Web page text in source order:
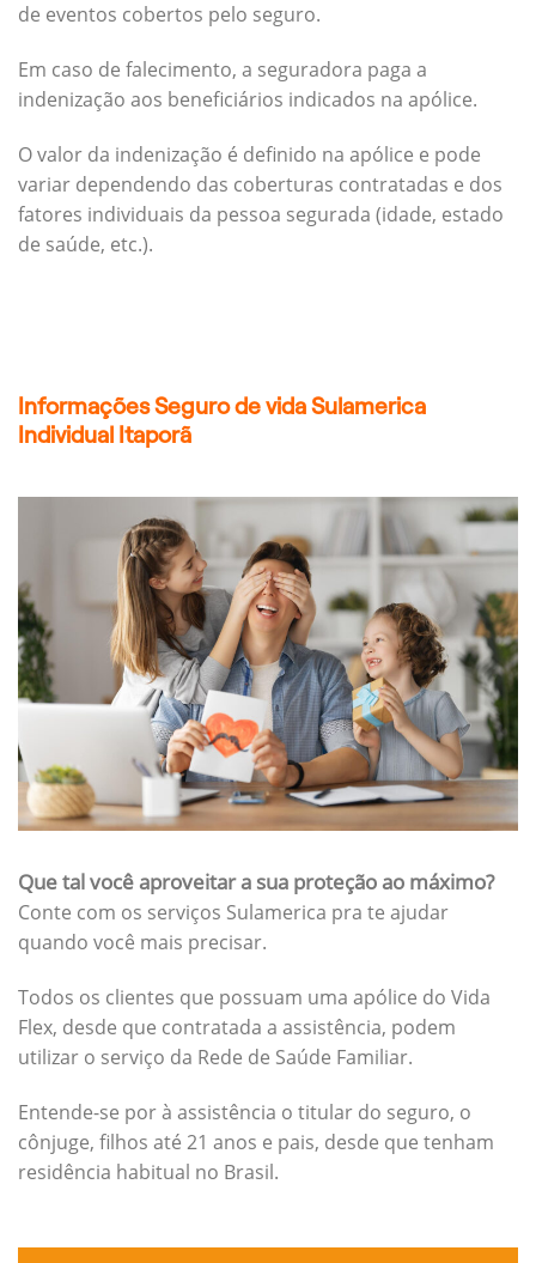
de eventos cobertos pelo seguro.
Em caso de falecimento, a seguradora paga a
indenização aos beneficiários indicados na apólice.
O valor da indenização é definido na apólice e pode
variar dependendo das coberturas contratadas e dos
fatores individuais da pessoa segurada (idade, estado
de saúde, etc.).
Informações Seguro de vida Sulamerica
Individual Itaporã
Que tal você aproveitar a sua proteção ao máximo?
Conte com os serviços Sulamerica pra te ajudar
quando você mais precisar.
Todos os clientes que possuam uma apólice do Vida
Flex, desde que contratada a assistência, podem
utilizar o serviço da Rede de Saúde Familiar.
Entende-se por à assistência o titular do seguro, o
cônjuge, filhos até 21 anos e pais, desde que tenham
residência habitual no Brasil.